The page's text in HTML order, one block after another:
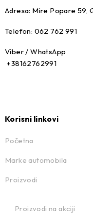
OE brojevi:
Adresa: Mire Popare 59,
Telefon: 062 762 991
Viber / WhatsApp
+38162762991
Korisni linkovi
Početna
Marke automobila
Proizvodi
Proizvodi na akciji